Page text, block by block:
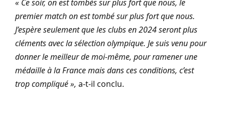
« Ce soir, on est tombés sur plus fort que nous, le
premier match on est tombé sur plus fort que nous.
J’espère seulement que les clubs en 2024 seront plus
cléments avec la sélection olympique. Je suis venu pour
donner le meilleur de moi-même, pour ramener une
médaille à la France mais dans ces conditions, c’est
trop compliqué », a-t-il conclu.